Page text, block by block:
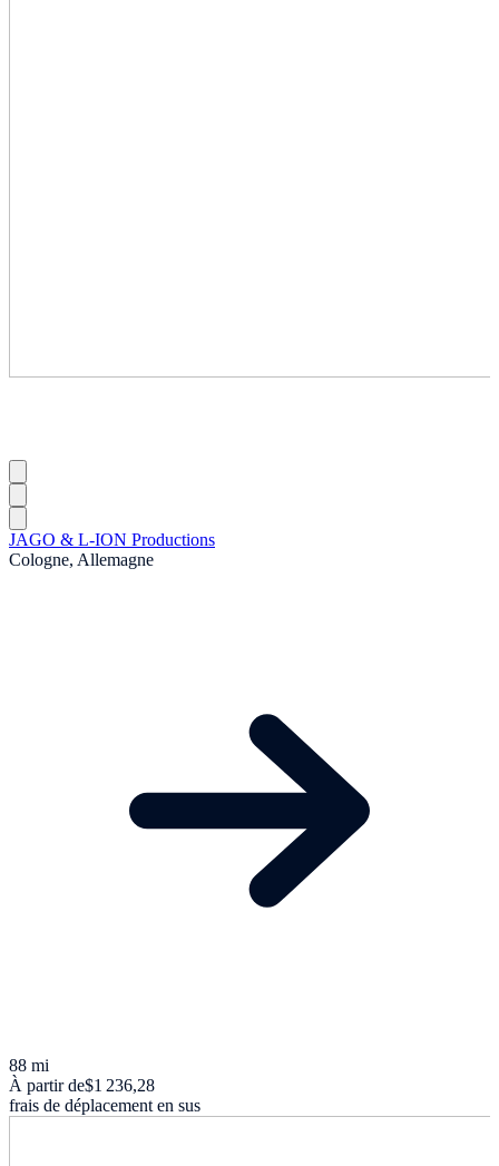
JAGO & L-ION Productions
Cologne, Allemagne
88 mi
À partir de$1 236,28
frais de déplacement en sus